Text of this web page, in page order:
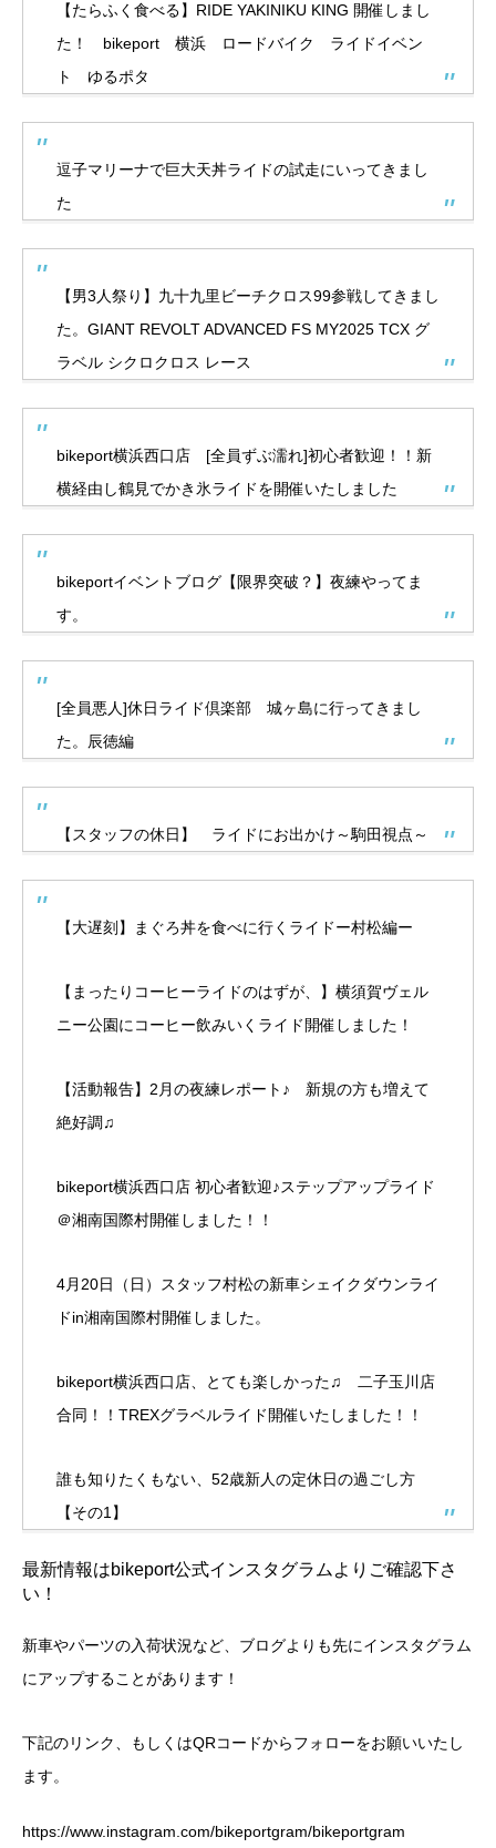
【たらふく食べる】RIDE YAKINIKU KING 開催しまし
た！ bikeport 横浜 ロードバイク ライドイベン
ト ゆるポタ
逗子マリーナで巨大天丼ライドの試走にいってきまし
た
【男3人祭り】九十九里ビーチクロス99参戦してきまし
た。GIANT REVOLT ADVANCED FS MY2025 TCX グ
ラベル シクロクロス レース
bikeport横浜西口店 [全員ずぶ濡れ]初心者歓迎！！新
横経由し鶴見でかき氷ライドを開催いたしました
bikeportイベントブログ【限界突破？】夜練やってま
す。
[全員悪人]休日ライド倶楽部 城ヶ島に行ってきまし
た。辰徳編
【スタッフの休日】 ライドにお出かけ～駒田視点～
【大遅刻】まぐろ丼を食べに行くライドー村松編ー
【まったりコーヒーライドのはずが、】横須賀ヴェル
ニー公園にコーヒー飲みいくライド開催しました！
【活動報告】2月の夜練レポート♪ 新規の方も増えて
絶好調♫
bikeport横浜西口店 初心者歓迎♪ステップアップライド
＠湘南国際村開催しました！！
4月20日（日）スタッフ村松の新車シェイクダウンライ
ドin湘南国際村開催しました。
bikeport横浜西口店、とても楽しかった♫ 二子玉川店
合同！！TREXグラベルライド開催いたしました！！
誰も知りたくもない、52歳新人の定休日の過ごし方
【その1】
最新情報はbikeport公式インスタグラムよりご確認下さ
い！
新車やパーツの入荷状況など、ブログよりも先にインスタグラム
にアップすることがあります！
下記のリンク、もしくはQRコードからフォローをお願いいたし
ます。
https://www.instagram.com/bikeportgram/bikeportgram